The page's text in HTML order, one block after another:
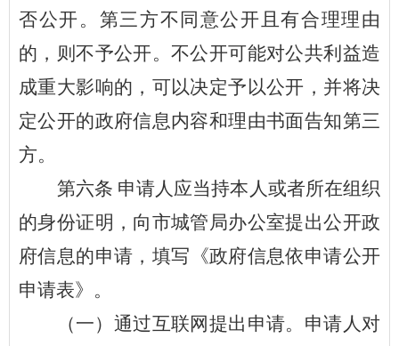
否公开。第三方不同意公开且有合理理由
的，则不予公开。不公开可能对公共利益造
成重大影响的，可以决定予以公开，并将决
定公开的政府信息内容和理由书面告知第三
方。
第六条 申请人应当持本人或者所在组织
的身份证明，向市城管局办公室提出公开政
府信息的申请 ， 填写《政府信息依申请公开
申请表》。
（一）通过互联网提出申请。申请人对